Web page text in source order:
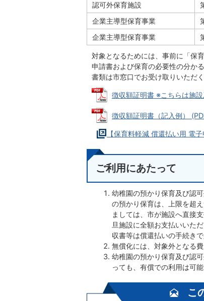
認可外保育施設
企業主導型保育事業
企業主導型保育事業
対象となるためには、事前に「保
申請書および保育の必要性の分か
書類は市窓口でお受け取りいただく
徴収額証明書 ※こちらは施
徴収額証明書（記入例）
【保育料軽減 償還払い用 電
ご利用にあたって
幼稚園の預かり保育及び認
の預かり保育は、上限を超
ましては、市が施設へ直接
旦施設に全額お支払いいた
収書等は償還払いの手続き
無償化には、対象外となる
幼稚園の預かり保育及び認
っても、有償での利用は可能
こ